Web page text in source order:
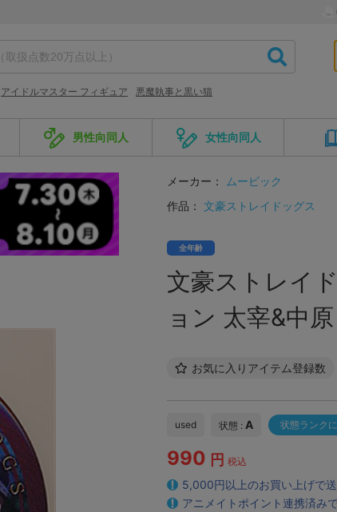
アイドルマスター フィギュア 悪魔執事と黒い猫
男性向同人 女性向同人
メーカー：
ムービック
作品： 文豪ストレイドッグス
全年齢
文豪ストレイ
ョン 太宰&中
お気に入りアイテム登録数
used 状態 : A 状態ランク
990 円 税込
5,000円以上のお買い上げで送
アニメイトポイント連携済み